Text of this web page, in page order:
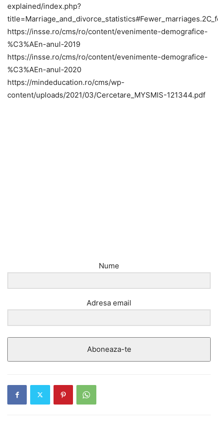
explained/index.php?
https://insse.ro/cms/ro/content/evenimente-demografice-
%C3%AEn-anul-2019
https://insse.ro/cms/ro/content/evenimente-demografice-
%C3%AEn-anul-2020
https://mindeducation.ro/cms/wp-
content/uploads/2021/03/Cercetare_MYSMIS-121344.pdf
Nume
Adresa email
Aboneaza-te